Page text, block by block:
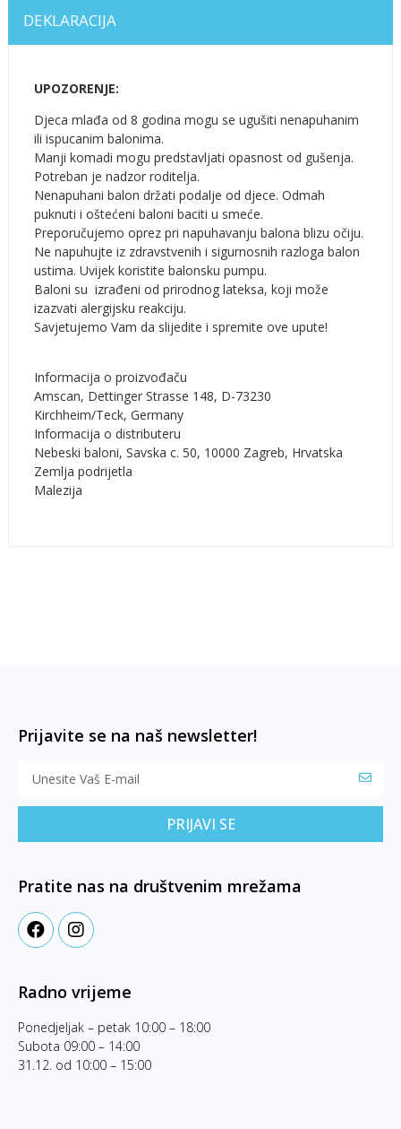
DEKLARACIJA
UPOZORENJE:
Djeca mlađa od 8 godina mogu se ugušiti nenapuhanim
ili ispucanim balonima.
Manji komadi mogu predstavljati opasnost od gušenja.
Potreban je nadzor roditelja.
Nenapuhani balon držati podalje od djece. Odmah
puknuti i oštećeni baloni baciti u smeće.
Preporučujemo oprez pri napuhavanju balona blizu očiju.
Ne napuhujte iz zdravstvenih i sigurnosnih razloga balon
ustima. Uvijek koristite balonsku pumpu.
Baloni su izrađeni od prirodnog lateksa, koji može
izazvati alergijsku reakciju.
Savjetujemo Vam da slijedite i spremite ove upute!
Informacija o proizvođaču
Amscan, Dettinger Strasse 148, D-73230
Kirchheim/Teck, Germany
Informacija o distributeru
Nebeski baloni, Savska c. 50, 10000 Zagreb, Hrvatska
Zemlja podrijetla
Malezija
Prijavite se na naš newsletter!
PRIJAVI SE
Pratite nas na društvenim mrežama
Radno vrijeme
Ponedjeljak – petak 10:00 – 18:00
Subota 09:00 – 14:00
31.12. od 10:00 – 15:00